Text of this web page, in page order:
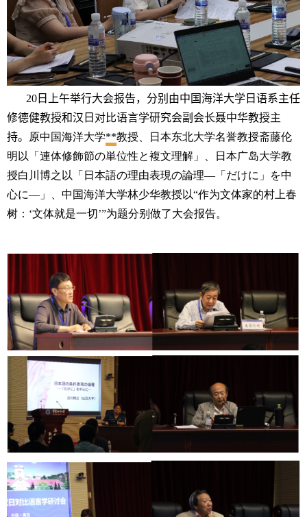
20日上午举行大会报告，分别由中国海洋大学日语系主任
修德健教授和汉日对比语言学研究会副会长聂中华教授主
持。
原中国海洋大学**教授、日本东北大学名誉教授斋藤伦
明以
「連体修飾節の単位性と複文理解」
、日本广岛大学教
授白川博之以
「日本語の理由表現の論理―「だけに」を中
心に―」、 中国海洋大学林少华教授以“作为文体家的村上春
树：‘文体就是一切’”为题分别做了大会报告。